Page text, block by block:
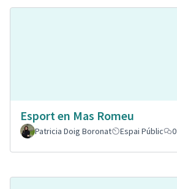
Esport en Mas Romeu
Patricia Doig Boronat
Espai Públic 0